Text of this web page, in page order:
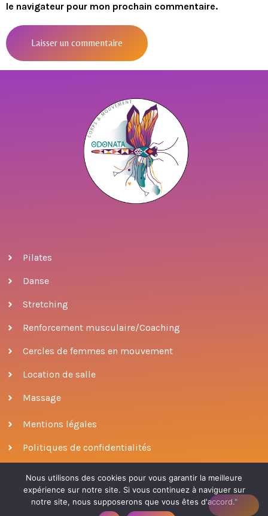
le navigateur pour mon prochain commentaire.
Pilates
Danse
Stretching
Renforcement musculaire/Coaching
Cercles de femmes en mouvement
Location de salle
Massage
Mentions légales
Politiques de confidentialités
© 2022 ODONATA| conçu par Patricia Escobar
Nous utilisons des cookies pour vous garantir la meilleure
expérience sur notre site. Si vous continuez à naviguer sur
notre site, nous supposerons que vous êtes d'accord."